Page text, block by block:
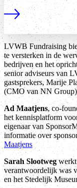
Lees meer
LVWB Fundraising
te versterken in de
bedrijven en het
senior adviseurs van
gastsprekers, Marije
(CMO van NN
Ad Maatjens, co-
het kennisplatform
eigenaar van
informatie over
Maatjens
Sarah Slootwegwerkt
verantwoordelijk was
en het Stedelijk